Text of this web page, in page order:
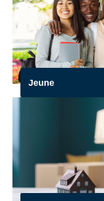
Jeune